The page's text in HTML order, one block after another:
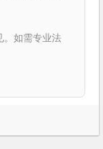
。如需专业法